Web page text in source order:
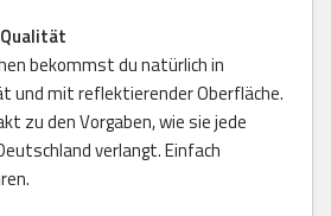
bekommst du natürlich in
und mit reflektierender Oberfläche.
zu den Vorgaben, wie sie jede
verlangt. Einfach